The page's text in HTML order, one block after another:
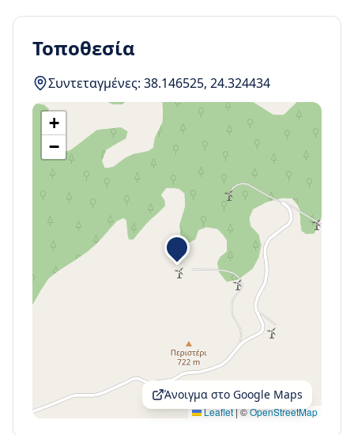
Τοποθεσία
Συντεταγμένες: 38.146525, 24.324434
+
−
Leaflet|©OpenStreetMap
Άνοιγμα στο Google Maps